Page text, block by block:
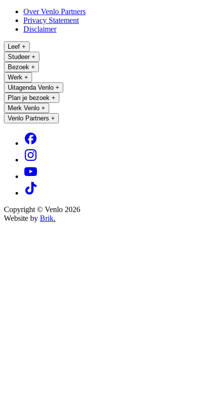
Over Venlo Partners
Privacy Statement
Disclaimer
Leef +
Studeer +
Bezoek +
Werk +
Uitagenda Venlo +
Plan je bezoek +
Merk Venlo +
Venlo Partners +
Copyright © Venlo 2026
Website by Brik.